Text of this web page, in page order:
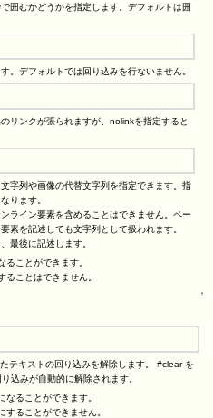
囲むかどうかを指定します。デフォルトは囲
。デフォルトでは回り込みを行ないません。
リンクが張られますが、nolinkを指定すると
字列や画像の代替文字列を指定できます。指
ります。
ライン要素を含めることはできません。ペー
素を記述しても文字列として扱われます。
最後に記述します。
ことができます。
ことはできません。
↑
テキストの回り込みを解除します。 #clear を
込みが自動的に解除されます。
ることができます。
ることができません。